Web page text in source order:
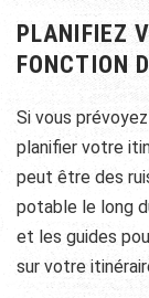
PLANIFIEZ
FONCTION
Si vous
planifier votre
peut être des
potable le long
et les guides
sur votre